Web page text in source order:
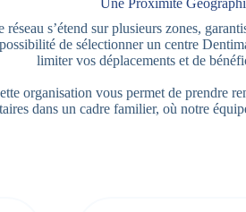
réseau s’étend sur plusieurs zones,
de sélectionner un centre
limiter vos déplacements et de
organisation vous permet de prendre
dans un cadre familier, où notre